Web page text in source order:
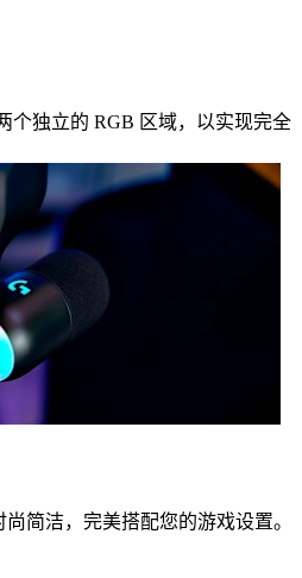
个独立的 RGB 区域，以实现完全
简洁，完美搭配您的游戏设置。